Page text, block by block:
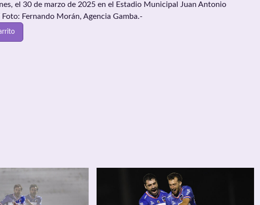
el 30 de marzo de 2025 en el Estadio Municipal Juan Antonio
Fernando Morán, Agencia Gamba.-